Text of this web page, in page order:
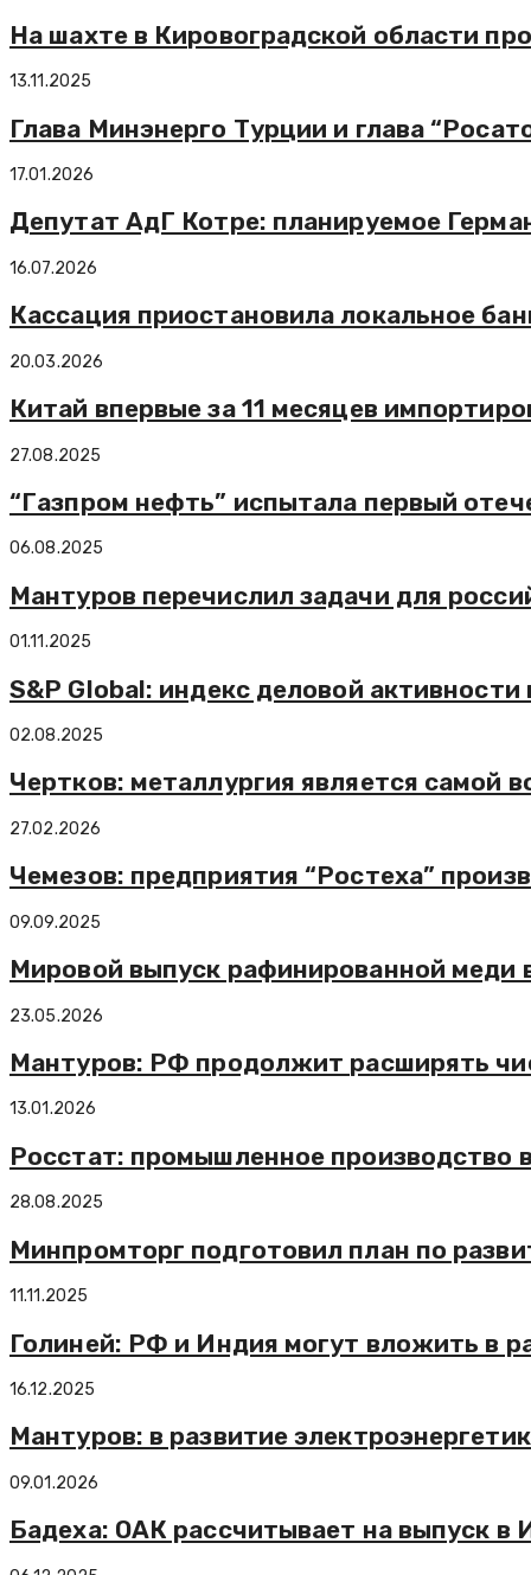
На шахте в Кировоградской области
13.11.2025
Глава Минэнерго Турции и глава
17.01.2026
Депутат АдГ Котре: планируемое
16.07.2026
Кассация приостановила локальное
20.03.2026
Китай впервые за 11 месяцев
27.08.2025
“Газпром нефть” испытала первый
06.08.2025
Мантуров перечислил задачи для
01.11.2025
S&P Global: индекс деловой
02.08.2025
Чертков: металлургия является самой
27.02.2026
Чемезов: предприятия “Ростеха”
09.09.2025
Мировой выпуск рафинированной меди
23.05.2026
Мантуров: РФ продолжит расширять
13.01.2026
Росстат: промышленное производство
28.08.2025
Минпромторг подготовил план по
11.11.2025
Голиней: РФ и Индия могут вложить в
16.12.2025
Мантуров: в развитие
09.01.2026
Бадеха: ОАК рассчитывает на выпуск в